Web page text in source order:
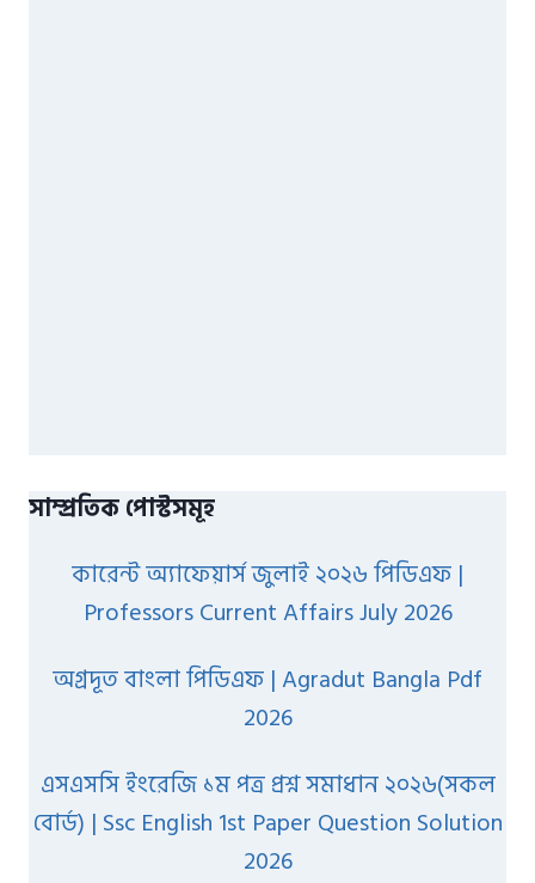
সাম্প্রতিক পোস্টসমূহ
কারেন্ট অ্যাফেয়ার্স জুলাই ২০২৬ পিডিএফ |
Professors Current Affairs July 2026
অগ্রদূত বাংলা পিডিএফ | Agradut Bangla Pdf
2026
এসএসসি ইংরেজি ১ম পত্র প্রশ্ন সমাধান ২০২৬(সকল
বোর্ড) | Ssc English 1st Paper Question Solution
2026